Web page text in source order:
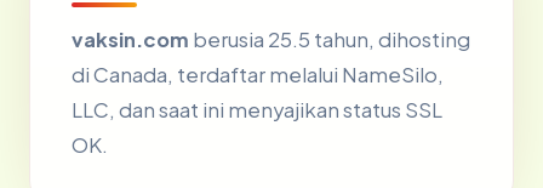
vaksin.com berusia 25.5 tahun, dihosting
di Canada, terdaftar melalui NameSilo,
LLC, dan saat ini menyajikan status SSL
OK.